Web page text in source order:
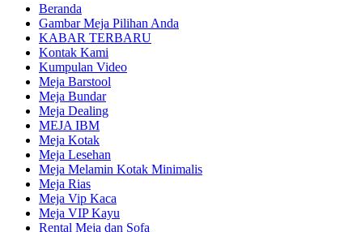
Beranda
Gambar Meja Pilihan Anda
KABAR TERBARU
Kontak Kami
Kumpulan Video
Meja Barstool
Meja Bundar
Meja Dealing
MEJA IBM
Meja Kotak
Meja Lesehan
Meja Melamin Kotak Minimalis
Meja Rias
Meja Vip Kaca
Meja VIP Kayu
Rental Meja dan Sofa